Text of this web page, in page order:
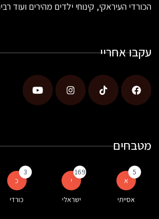
הכורדי העיראקי, קינוחי ילדים מהירים ועוד
עקבו אחריי
מטבחים
א
5
אסייתי
י
169
ישראלי
כ
3
כורדי